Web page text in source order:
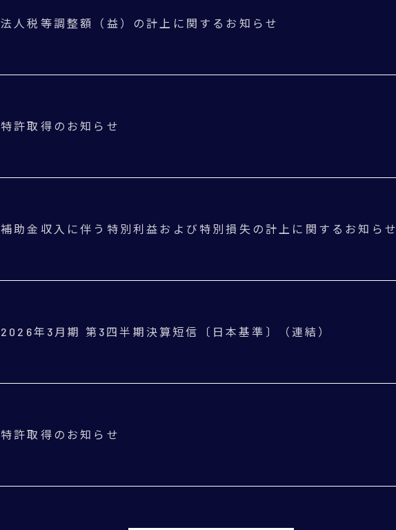
法人税等調整額（益）の計上に関するお知らせ
特許取得のお知らせ
補助金収入に伴う特別利益および特別損失の計上に関するお知らせ
2026年3月期 第3四半期決算短信〔日本基準〕（連結）
特許取得のお知らせ